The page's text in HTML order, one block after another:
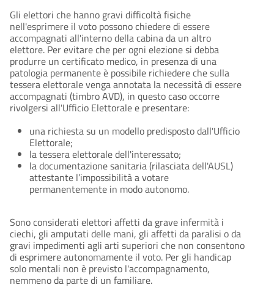
Gli elettori che hanno gravi difficoltà fisiche
nell'esprimere il voto possono chiedere di essere
accompagnati all'interno della cabina da un altro
elettore. Per evitare che per ogni elezione si debba
produrre un certificato medico, in presenza di una
patologia permanente è possibile richiedere che sulla
tessera elettorale venga annotata la necessità di essere
accompagnati (timbro AVD), in questo caso occorre
rivolgersi all'Ufficio Elettorale e presentare:
una richiesta su un modello predisposto dall'Ufficio
Elettorale;
la tessera elettorale dell'interessato;
la documentazione sanitaria (rilasciata dell'AUSL)
attestante l’impossibilità a votare
permanentemente in modo autonomo.
Sono considerati elettori affetti da grave infermità i
ciechi, gli amputati delle mani, gli affetti da paralisi o da
gravi impedimenti agli arti superiori che non consentono
di esprimere autonomamente il voto. Per gli handicap
solo mentali non è previsto l'accompagnamento,
nemmeno da parte di un familiare.